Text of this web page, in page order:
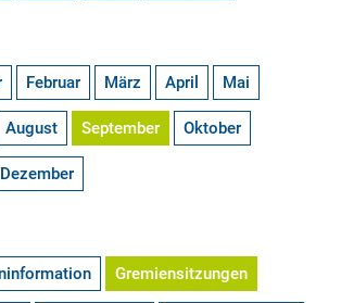
Februar März April Mai
August September Oktober
Dezember
Gremiensitzungen